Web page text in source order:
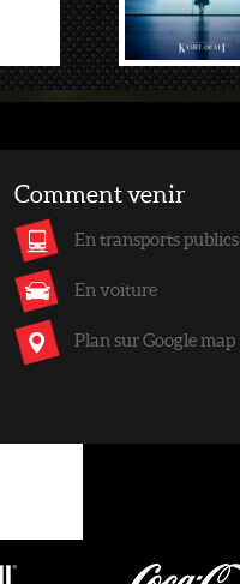
Comment venir
En transports publics
En voiture
Plan sur Google map